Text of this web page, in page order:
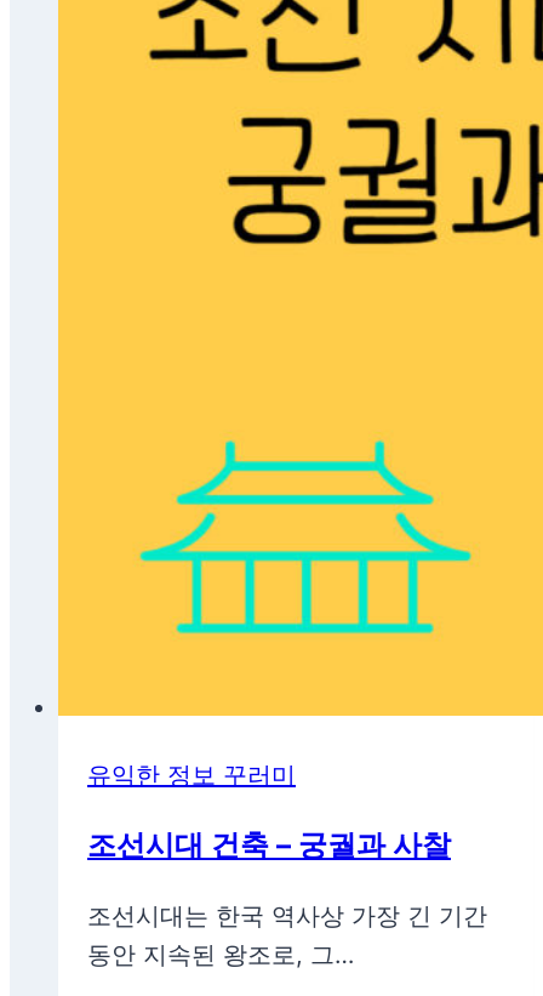
유익한 정보 꾸러미
조선시대 건축 – 궁궐과 사찰
조선시대는 한국 역사상 가장 긴 기간
동안 지속된 왕조로, 그…